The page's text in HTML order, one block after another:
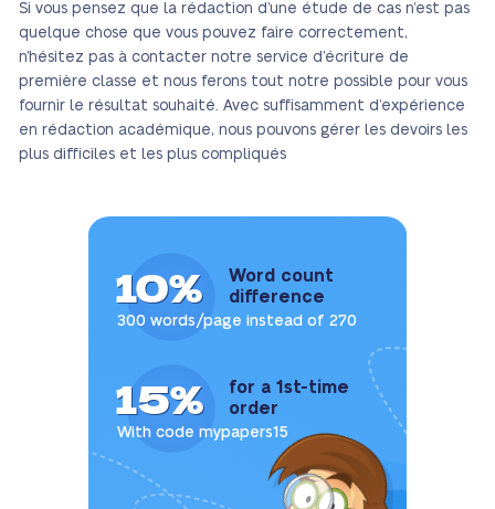
Si vous pensez que la rédaction d’une étude de cas n’est pas
quelque chose que vous pouvez faire correctement,
n’hésitez pas à contacter notre service d’écriture de
première classe et nous ferons tout notre possible pour vous
fournir le résultat souhaité. Avec suffisamment d’expérience
en rédaction académique, nous pouvons gérer les devoirs les
plus difficiles et les plus compliqués
10%
Word count
difference
300 words/page instead of 270
15%
for a 1st-time
order
With code mypapers15